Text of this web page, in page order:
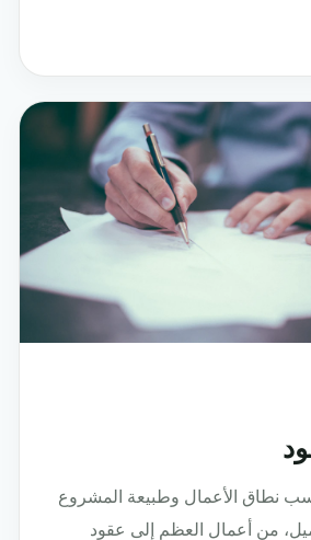
نطاق الأعمال وطبيعة المشروع
من أعمال العظم إلى عقود